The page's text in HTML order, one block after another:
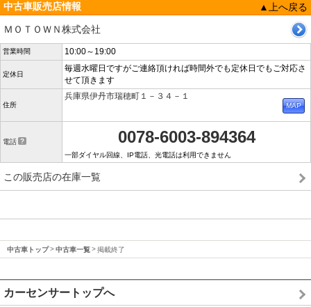
中古車販売店情報
▲上へ戻る
ＭＯＴＯＷＮ株式会社
営業時間 10:00～19:00
定休日
毎週水曜日ですがご連絡頂ければ時間外でも定休日でもご対応さ
せて頂きます
住所
兵庫県伊丹市瑞穂町１－３４－１
電話 0078-6003-894364
一部ダイヤル回線、IP電話、光電話は利用できません
この販売店の在庫一覧
中古車トップ 中古車一覧 掲載終了
カーセンサートップへ